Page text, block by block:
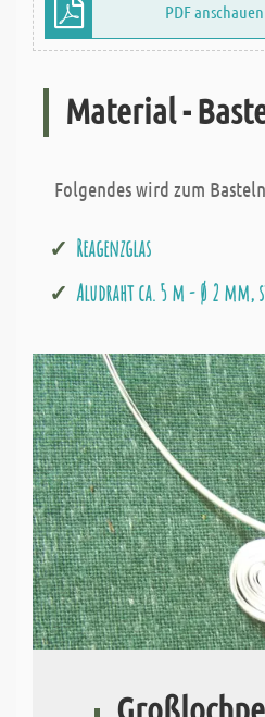
PDF
Material -
Folgendes wird zum
Reagenzglas
Aludraht ca. 5 m - Ø 2 mm,